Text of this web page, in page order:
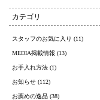
カテゴリ
スタッフのお気に入り (11)
MEDIA掲載情報 (13)
お手入れ方法 (1)
お知らせ (112)
お薦めの逸品 (38)